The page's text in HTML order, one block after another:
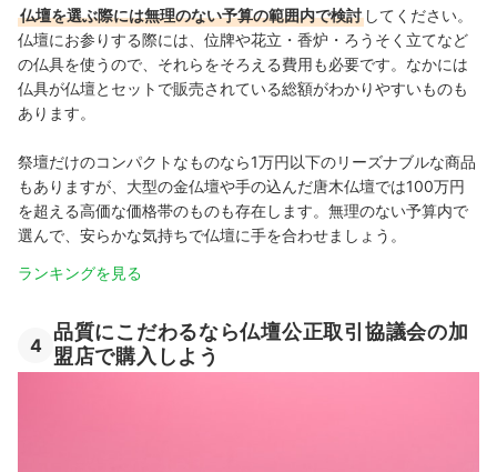
仏壇を選ぶ際には無理のない予算の範囲内で検討 してください。
仏壇にお参りする際には、位牌や花立・香炉・ろうそく立てなど
の仏具を使うので、それらをそろえる費用も必要です。なかには
仏具が仏壇とセットで販売されている総額がわかりやすいものも
あります。
祭壇だけのコンパクトなものなら1万円以下のリーズナブルな商品
もありますが、大型の金仏壇や手の込んだ唐木仏壇では100万円
を超える高価な価格帯のものも存在します。無理のない予算内で
選んで、安らかな気持ちで仏壇に手を合わせましょう。
ランキングを見る
4
品質にこだわるなら仏壇公正取引協議会の加
盟店で購入しよう